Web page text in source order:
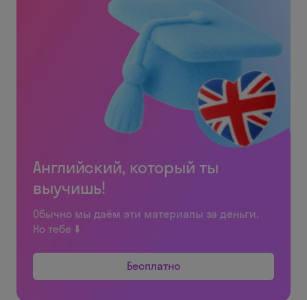
Английский, который ты
выучишь!
Обычно мы даём эти материалы за деньги.
Но тебе ⬇️
Бесплатно